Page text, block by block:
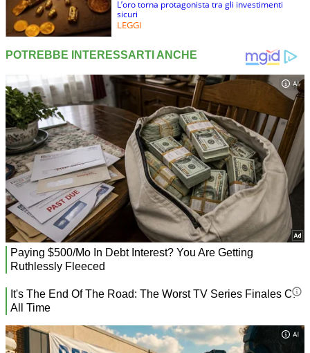
L’oro torna protagonista tra gli investimenti
sicuri
LEGGI